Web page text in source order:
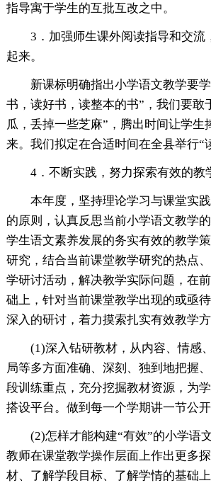
指导寓于学生的互批互改之中。
3．加强师生课外阅读指导和交流
起来。
新课标明确指出小学语文教学要
书，读好书，读整本的书”，我们要敢
瓜，丢掉一些芝麻”，腾出时间让学生
来。我们拟定在合适时间在全县举行“
4．不断实践，努力探索有效的教
本年度，坚持理论学习与课堂实
的原则，认真反思当前小学语文教学
学生语文素养发展的务实有效的教学
研究，结合当前课堂教学研究的热点
学研讨活动，解决教学实际问题，在
础上，针对当前课堂教学出现的或亟
深入的研讨，着力摸索扎实有效教学方
(1)深入钻研教材，从内容、情感
局等多方面准确、深刻、独到地把握
段训练重点，充分挖掘教材资源，为
搭设平台。做到每一个学期讲一节公开
(2)怎样才能构建“有效”的小学语
教师在课堂教学操作层面上作出更多
材、了解学段目标、了解学情的基础